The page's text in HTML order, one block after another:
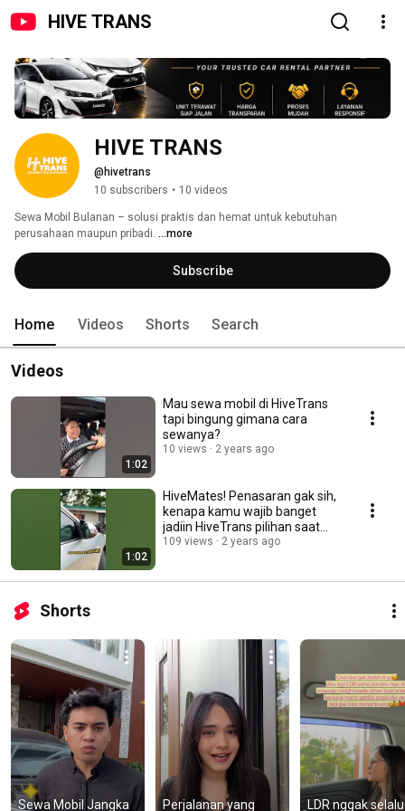
HIVE TRANS
HIVE TRANS
@hivetrans
10 subscribers • 10 videos
Sewa Mobil Bulanan – solusi praktis dan hemat untuk kebutuhan
perusahaan maupun pribadi. ...more
Subscribe
Home Videos Shorts Search
Videos
1:02
Mau sewa mobil di HiveTrans
tapi bingung gimana cara
sewanya?
10 views 2 years ago
1:02
HiveMates! Penasaran gak sih,
kenapa kamu wajib banget
jadiin HiveTrans pilihan saat
mau sewa mobil?
109 views 2 years ago
Shorts
Sewa Mobil Jangka Perjalanan yang LDR nggak selalu